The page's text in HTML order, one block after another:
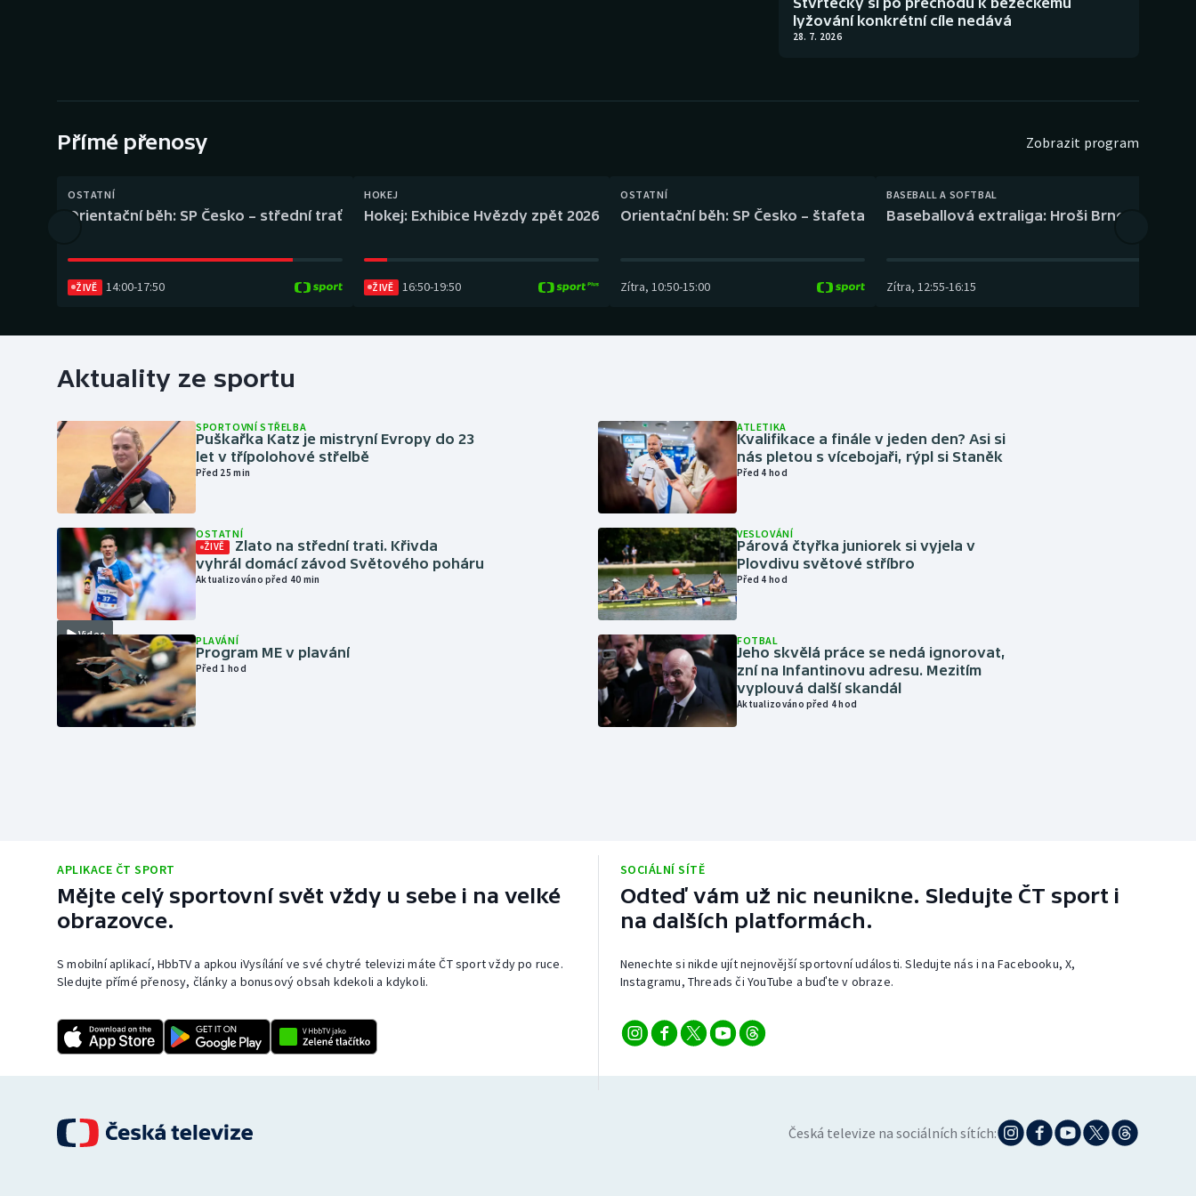
Gymnastika Plážový volejbal
lyžování konkrétní cíle nedává
28. 7. 2026
Přímé přenosy Zobrazit program
OSTATNÍ
Orientační běh: SP Česko – střední trať
ŽIVĚ 14:00-17:50
HOKEJ
Hokej: Exhibice Hvězdy zpět 2026
ŽIVĚ 16:50-19:50
OSTATNÍ
Orientační běh: SP Česko – štafeta
Zítra, 10:50-15:00
BASEBALL A SOFTBAL
Baseballová extraliga: Hroši Brno – Eagles
Zítra, 12:55-16:15
Aktuality ze sportu
SPORTOVNÍ STŘELBA
Puškařka Katz je mistryní Evropy do 23
let v třípolohové střelbě
Před 25 min
Video
OSTATNÍ
ŽIVĚ
Zlato na střední trati. Křivda
vyhrál domácí závod Světového poháru
Aktualizováno před 40 min
PLAVÁNÍ
Program ME v plavání
Před 1 hod
ATLETIKA
Kvalifikace a finále v jeden den? Asi si
nás pletou s vícebojaři, rýpl si Staněk
Před 4 hod
VESLOVÁNÍ
Párová čtyřka juniorek si vyjela v
Plovdivu světové stříbro
Před 4 hod
FOTBAL
Jeho skvělá práce se nedá ignorovat,
zní na Infantinovu adresu. Mezitím
vyplouvá další skandál
Aktualizováno před 4 hod
APLIKACE ČT SPORT
Mějte celý sportovní svět vždy u sebe i na velké
obrazovce.
S mobilní aplikací, HbbTV a apkou iVysílání ve své chytré televizi máte ČT sport vždy po ruce.
Sledujte přímé přenosy, články a bonusový obsah kdekoli a kdykoli.
SOCIÁLNÍ SÍTĚ
Odteď vám už nic neunikne. Sledujte ČT sport i
na dalších platformách.
Nenechte si nikde ujít nejnovější sportovní události. Sledujte nás i na Facebooku, X,
Instagramu, Threads či YouTube a buďte v obraze.
Česká televize na sociálních sítích: